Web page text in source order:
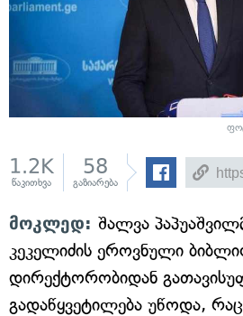
1.2K
წაკითხვა
58
გაზიარება
მოკლედ: შალვა
კეკელიძის ეროვნული
დირექტორობიდან
გადაწყვეტილება უწოდა,